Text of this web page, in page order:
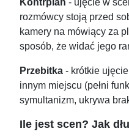
Kontrplan - ujęcie w
rozmówcy stoją przed
kamery na mówiący za
sposób, że widać jego
Przebitka - krótkie
innym miejscu (pełni
symultanizm, ukrywa
Ile jest scen? Jak